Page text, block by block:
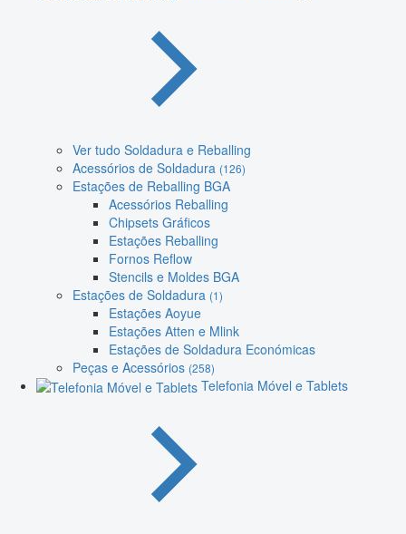
Ver tudo Soldadura e Reballing
Acessórios de Soldadura (126)
Estações de Reballing BGA
Acessórios Reballing
Chipsets Gráficos
Estações Reballing
Fornos Reflow
Stencils e Moldes BGA
Estações de Soldadura (1)
Estações Aoyue
Estações Atten e Mlink
Estações de Soldadura Económicas
Peças e Acessórios (258)
Telefonia Móvel e Tablets